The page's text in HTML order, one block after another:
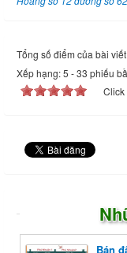
Tổng số điểm của bài
Xếp hạng:5 -33 phiếu
Click
Bán